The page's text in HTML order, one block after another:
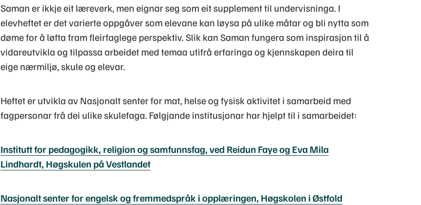
Saman er ikkje eit læreverk, men eignar seg som eit supplement til undervisninga. I
elevheftet er det varierte oppgåver som elevane kan løysa på ulike måtar og bli nytta som
døme for å løfta fram fleirfaglege perspektiv. Slik kan Saman fungera som inspirasjon til å
vidareutvikla og tilpassa arbeidet med temaa utifrå erfaringa og kjennskapen deira til
eige nærmiljø, skule og elevar.
Heftet er utvikla av Nasjonalt senter for mat, helse og fysisk aktivitet i samarbeid med
fagpersonar frå dei ulike skulefaga. Følgjande institusjonar har hjelpt til i samarbeidet:
Institutt for pedagogikk, religion og samfunnsfag, ved Reidun Faye og Eva Mila
Lindhardt, Høgskulen på Vestlandet
Nasjonalt senter for engelsk og fremmedspråk i opplæringen, Høgskolen i Østfold